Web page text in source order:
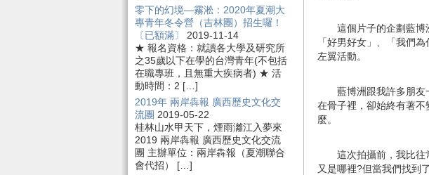
零下的幻境—霧淞：2020年夏潮大
專青年冬令營（吉林團）招生囉！
〔已額滿〕
2019-11-14
★ 報名資格：就讀各大學及研究所
之35歲以下在學的台灣青年(不包括
在職專班，且無重大疾病者) ★ 活
動時間：2 […]
2019年 兩岸犇報 廣西歷史文化交
流團 2019-05-22
桂林山水甲天下，煙雨灕江入夢來
2019 兩岸犇報 廣西歷史文化交流
團 主辦單位：兩岸犇報（夏潮聯合
會代招） […]
這個片子的企劃藍博
「好男好女」、「我們
左翼活動。
藍博洲跟我許多朋友
在骨子裡，卻始終有著
麼。
這次拍攝前，我比往
又是哪裡?但當我們找到